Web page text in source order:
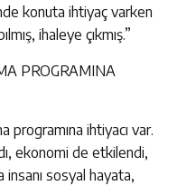
konuta ihtiyaç varken
ihaleye çıkmış.”
PROGRAMINA
programına ihtiyacı var.
ekonomi de etkilendi,
insanı sosyal hayata,